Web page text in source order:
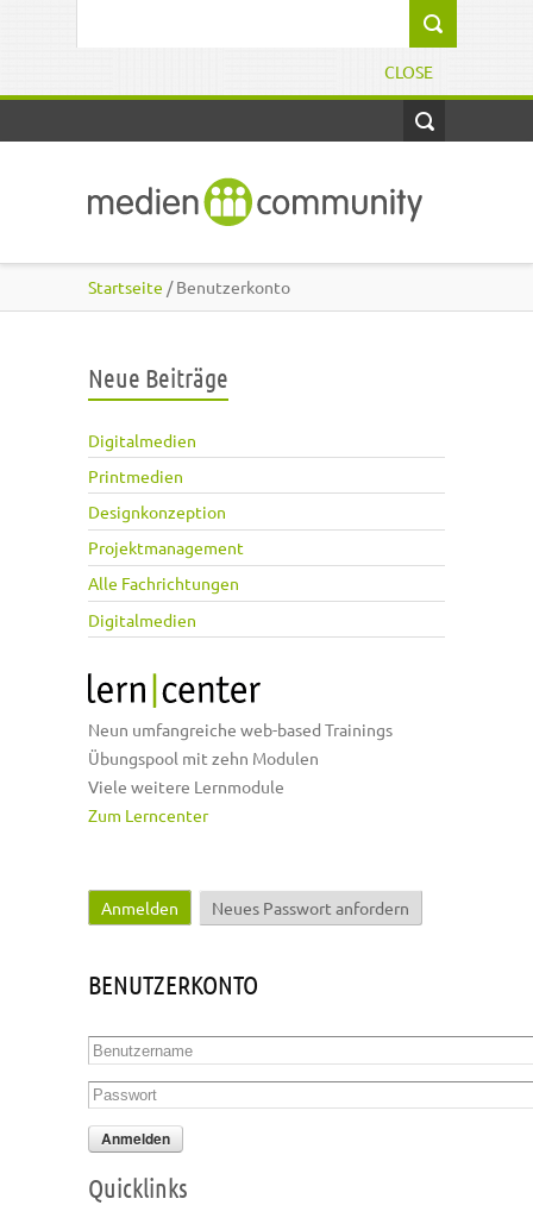
CLOSE
Startseite / Benutzerkonto
Neue Beiträge
Digitalmedien
Printmedien
Designkonzeption
Projektmanagement
Alle Fachrichtungen
Digitalmedien
Neun umfangreiche web-based Trainings
Übungspool mit zehn Modulen
Viele weitere Lernmodule
Zum Lerncenter
Haupt-Reiter
Anmelden (aktiver Reiter)
Neues Passwort anfordern
BENUTZERKONTO
Benutzername
Passwort
Quicklinks